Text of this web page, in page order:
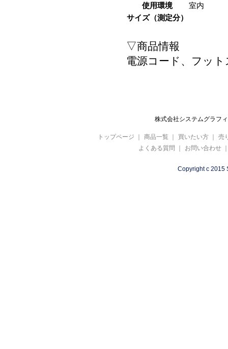
使用環境
室内
サイズ（測定分）
▽商品情報
電源コード、フッ
株式会社システムグラ
トップページ ｜ 商品一覧 ｜ 買いたい方 ｜
売
よくある質問 ｜ お問い合わせ
Copyright c 2015